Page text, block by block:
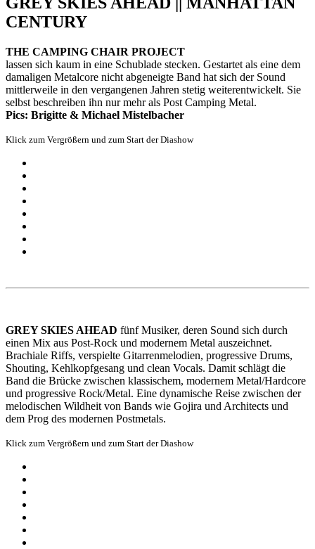
CENTURY
THE CAMPING CHAIR PROJECT
lassen sich kaum in eine Schublade stecken. Gestartet als eine dem
damaligen Metalcore nicht abgeneigte Band hat sich der Sound
mittlerweile in den vergangenen Jahren stetig weiterentwickelt. Sie
selbst beschreiben ihn nur mehr als Post Camping Metal.
Pics: Brigitte & Michael Mistelbacher
Klick zum Vergrößern und zum Start der Diashow
GREY SKIES AHEAD fünf Musiker, deren Sound sich durch
einen Mix aus Post-Rock und modernem Metal auszeichnet.
Brachiale Riffs, verspielte Gitarrenmelodien, progressive Drums,
Shouting, Kehlkopfgesang und clean Vocals. Damit schlägt die
Band die Brücke zwischen klassischem, modernem Metal/Hardcore
und progressive Rock/Metal. Eine dynamische Reise zwischen der
melodischen Wildheit von Bands wie Gojira und Architects und
dem Prog des modernen Postmetals.
Klick zum Vergrößern und zum Start der Diashow